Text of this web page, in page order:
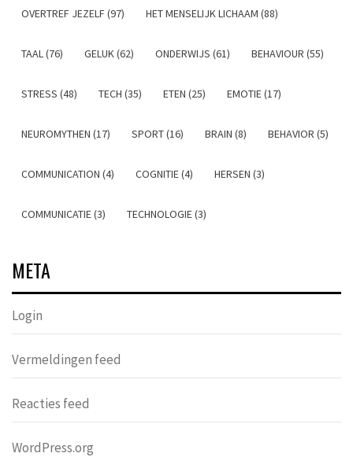
OVERTREF JEZELF (97) HET MENSELIJK LICHAAM (88)
TAAL (76) GELUK (62) ONDERWIJS (61) BEHAVIOUR (55)
STRESS (48) TECH (35) ETEN (25) EMOTIE (17)
NEUROMYTHEN (17) SPORT (16) BRAIN (8) BEHAVIOR (5)
COMMUNICATION (4) COGNITIE (4) HERSEN (3)
COMMUNICATIE (3) TECHNOLOGIE (3)
META
Login
Vermeldingen feed
Reacties feed
WordPress.org